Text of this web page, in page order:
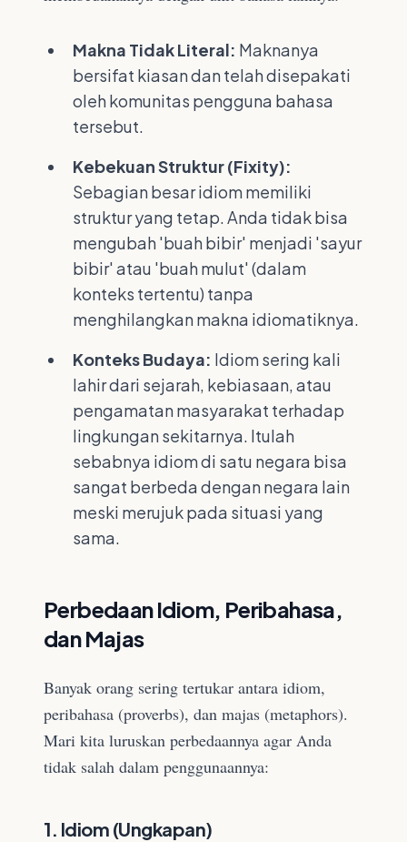
Makna Tidak Literal: Maknanya
bersifat kiasan dan telah disepakati
oleh komunitas pengguna bahasa
tersebut.
Kebekuan Struktur (Fixity):
Sebagian besar idiom memiliki
struktur yang tetap. Anda tidak bisa
mengubah 'buah bibir' menjadi 'sayur
bibir' atau 'buah mulut' (dalam
konteks tertentu) tanpa
menghilangkan makna idiomatiknya.
Konteks Budaya: Idiom sering kali
lahir dari sejarah, kebiasaan, atau
pengamatan masyarakat terhadap
lingkungan sekitarnya. Itulah
sebabnya idiom di satu negara bisa
sangat berbeda dengan negara lain
meski merujuk pada situasi yang
sama.
Perbedaan Idiom, Peribahasa,
dan Majas
Banyak orang sering tertukar antara idiom,
peribahasa (proverbs), dan majas (metaphors).
Mari kita luruskan perbedaannya agar Anda
tidak salah dalam penggunaannya:
1. Idiom (Ungkapan)